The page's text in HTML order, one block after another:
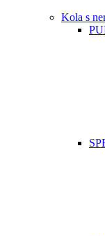
Kola s